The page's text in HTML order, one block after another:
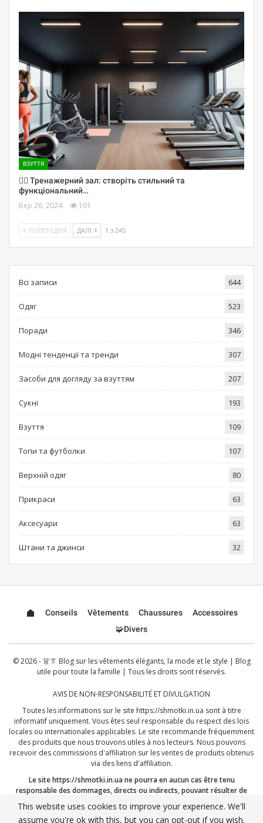
ВЗУТТЯ
🏋️‍♀️ Тренажерний зал: створіть стильний та
функціональний…
Бер 26, 2024 101
ПОПЕРЕДНЯ ДАЛІ 1 з 245
Всі записи 644
Одяг 523
Поради 346
Модні тенденції та тренди 307
Засоби для догляду за взуттям 207
Сукні 193
Взуття 109
Топи та футболки 107
Верхній одяг 80
Прикраси 63
Аксесуари 63
Штани та джинси 32
Conseils Vêtements Chaussures
Accessoires
🧩Divers
© 2026 - 👗👔 Blog sur les vêtements élégants, la mode et le style | Blog
utile pour toute la famille | Tous les droits sont réservés.
AVIS DE NON-RESPONSABILITÉ ET DIVULGATION
Toutes les informations sur le site https://shmotki.in.ua sont à titre
informatif uniquement. Vous êtes seul responsable du respect des lois
locales ou internationales applicables. Le site recommande fréquemment
des produits que nous trouvons utiles à nos lecteurs. Nous pouvons
recevoir des commissions d'affiliation sur les ventes de produits obtenus
via des liens d'affiliation.
Le sitehttps://shmotki.in.uane pourra en aucun cas être tenu
responsable des dommages, directs ou indirects, pouvant résulter de
l'utilisation ou de la mauvaise utilisation des informations publiées ici. En
continuant, vous reconnaissez avoir lu et accepté l'intégralité de notre
This website uses cookies to improve your experience. We'll
assume you're ok with this, but you can opt-out if you wish.